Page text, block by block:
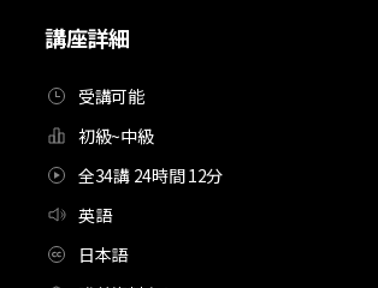
講座詳細
受講可能
初級~中級
全34講 24時間 12分
英語
日本語